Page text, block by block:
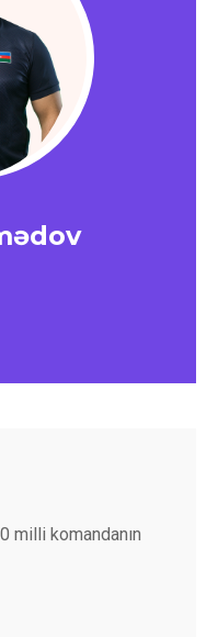
milli komandanın